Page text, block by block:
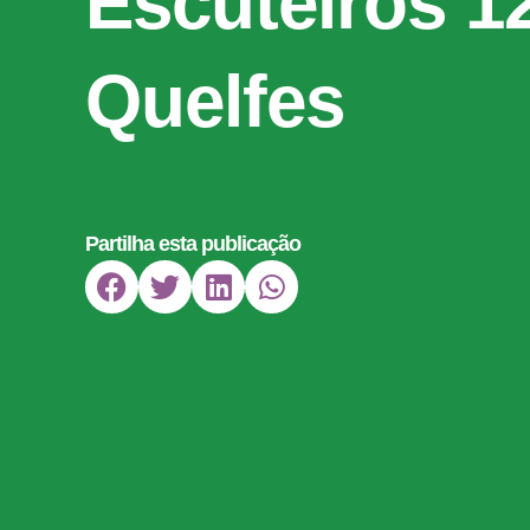
Quelfes
Partilha esta publicação